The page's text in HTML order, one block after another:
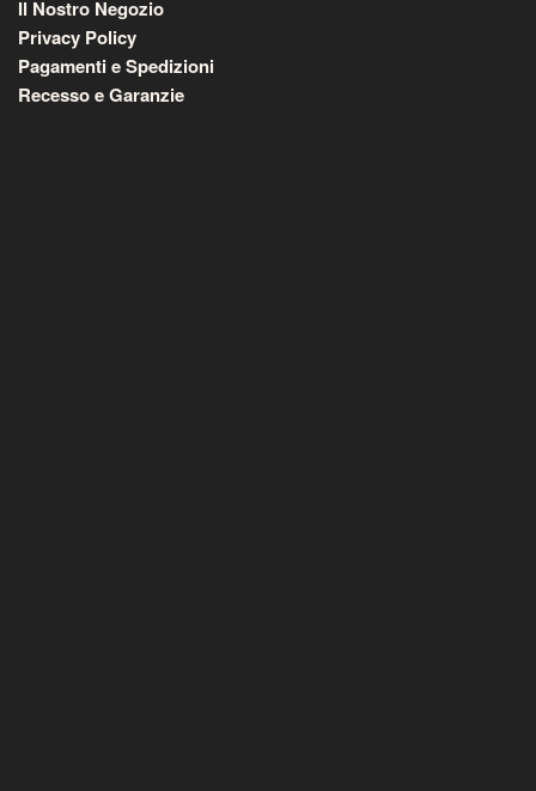
Il Nostro Negozio
Privacy Policy
Pagamenti e Spedizioni
Recesso e Garanzie